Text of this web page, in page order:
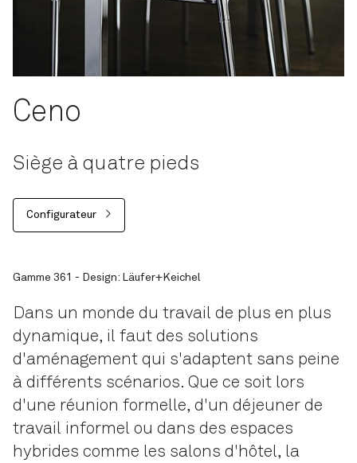
Ceno
Siège à quatre pieds
Configurateur
Gamme 361 - Design: Läufer+Keichel
Dans un monde du travail de plus en plus
dynamique, il faut des solutions
d'aménagement qui s'adaptent sans peine
à différents scénarios. Que ce soit lors
d'une réunion formelle, d'un déjeuner de
travail informel ou dans des espaces
hybrides comme les salons d'hôtel, la